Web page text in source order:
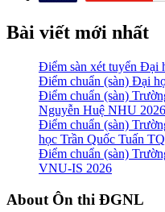
Bài viết mới nhất
Điểm sàn xét tuyển Đại
Điểm chuẩn (sàn) Đại
Điểm chuẩn (sàn)
Nguyễn Huệ NHU 2026
Điểm chuẩn (sàn)
học Trần Quốc Tuấn
Điểm chuẩn (sàn)
VNU-IS 2026
Footer
About Ôn thi ĐGNL